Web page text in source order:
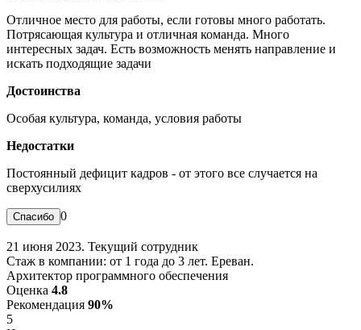
Отличное место для работы, если готовы много работать.
Потрясающая культура и отличная команда. Много
интересных задач. Есть возможность менять направление и
искать подходящие задачи
Достоинства
Особая культура, команда, условия работы
Недостатки
Постоянный дефицит кадров - от этого все случается на
сверхусилиях
0
21 июня 2023. Текущий сотрудник
Стаж в компании: от 1 года до 3 лет. Ереван.
Архитектор программного обеспечения
Оценка 4.8
Рекомендация 90%
5